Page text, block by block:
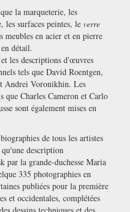
la marqueterie, les
les surfaces peintes, le verre
meubles en acier et en pierre
détail.
les descriptions d'œuvres
tels que David Roentgen,
Andrei Voronikhin. Les
que Charles Cameron et Carlo
sont également mises en
de tous les artistes
description
par la grande-duchesse Maria
335 photographies en
publiées pour la première
et occidentales, complétées